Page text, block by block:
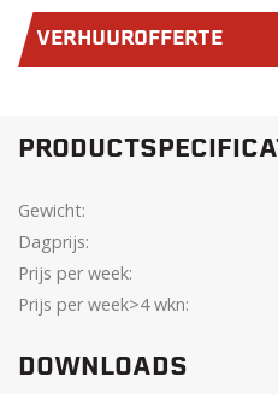
VERHUUROFFERTE
Gewicht:
Dagprijs:
Prijs per week:
Prijs per week>4 wkn:
DOWNLOADS